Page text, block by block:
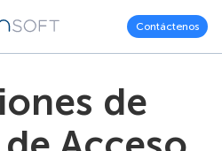
Contáctenos
de